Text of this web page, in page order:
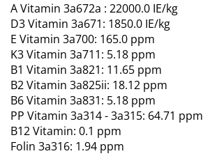
A Vitamin 3a672a : 22000.0 IE/kg
D3 Vitamin 3a671: 1850.0 IE/kg
E Vitamin 3a700: 165.0 ppm
K3 Vitamin 3a711: 5.18 ppm
B1 Vitamin 3a821: 11.65 ppm
B2 Vitamin 3a825ii: 18.12 ppm
B6 Vitamin 3a831: 5.18 ppm
PP Vitamin 3a314 - 3a315: 64.71 ppm
B12 Vitamin: 0.1 ppm
Folin 3a316: 1.94 ppm